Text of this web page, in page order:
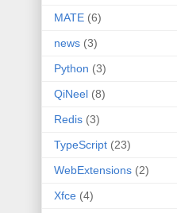
MATE (6)
news (3)
Python (3)
QiNeel (8)
Redis (3)
TypeScript (23)
WebExtensions (2)
Xfce (4)